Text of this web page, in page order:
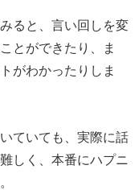
ると、言い回しを変
とができたり、ま
がわかったりしま
ていても、実際に話
しく、本番にハプニ